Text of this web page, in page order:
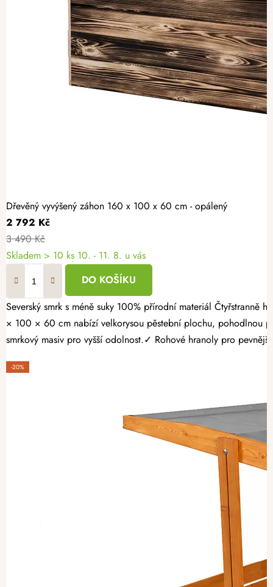
Dřevěný vyvýšený záhon 160 x 100 x 60 cm - opálený
2 792 Kč
3 490 Kč
Skladem > 10 ks 10. - 11. 8. u vás
DO KOŠÍKU
Severský smrk s méně suky 100% přírodní materiál Čtyřstranně hoblovaný masiv Proměňte svou zahradu v místo plné čerstvé zeleniny, voňavých bylinek a sladkých jahod. Opálený dřevěný vyvýšený záhon 160
× 100 × 60 cm nabízí velkorysou pěstební plochu, pohodlnou
smrkový masiv pro vyšší odolnost.✓ Rohové hranoly pro
-20%